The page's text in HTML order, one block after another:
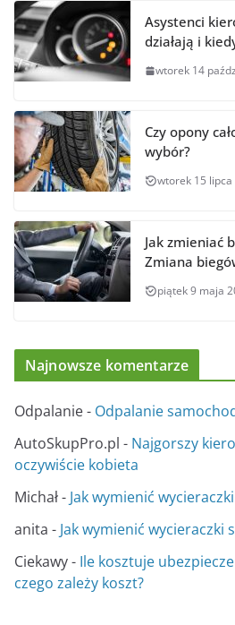
Asystenci
działają i
wtorek 14
Czy opony
wybór?
wtorek 15 lipca
Jak zmieniać
Zmiana
piątek 9 maja
Najnowsze komentarze
Odpalanie- Odpalanie
AutoSkupPro.pl - Najgorszy
oczywiście kobieta
Michał- Jak wymienić
anita - Jak wymienić wycieraczki
Ciekawy- Ile kosztuje
czego zależy koszt?